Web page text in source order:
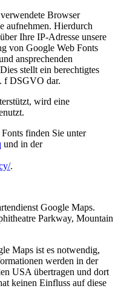
Browser
aufnehmen. Hierdurch
Ihre IP-Adresse unsere
von Google Web Fonts
ansprechenden
stellt ein berechtigtes
f DSGVO dar.
wird eine
finden Sie unter
und in der
.
Google Maps.
Parkway, Mountain
Maps ist es notwendig,
werden in der
USA übertragen und dort
keinen Einfluss auf diese